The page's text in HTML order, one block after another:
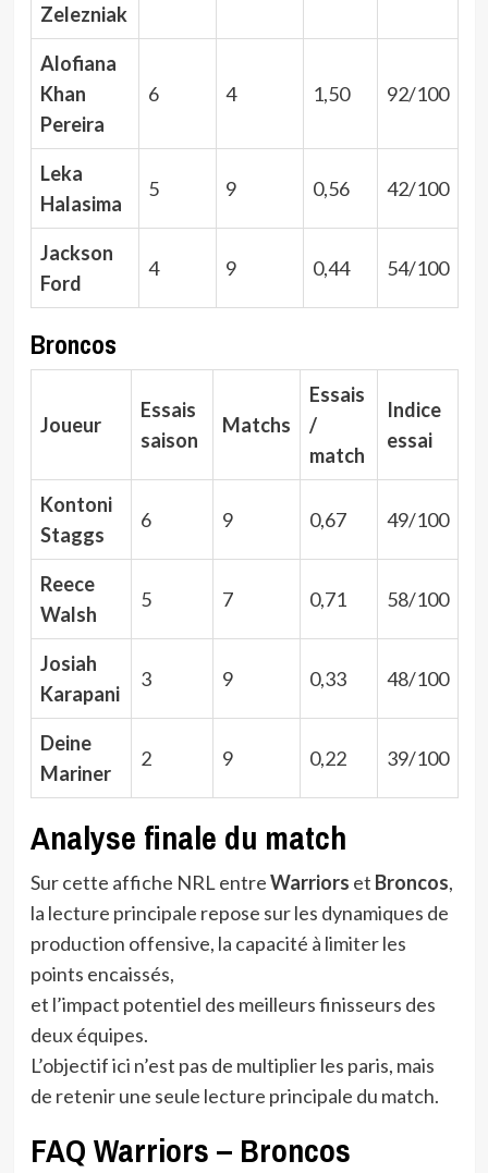
Zelezniak
Alofiana
Khan
Pereira
6 4 1,50 92/100
Leka
Halasima
5 9 0,56 42/100
Jackson
Ford
4 9 0,44 54/100
Broncos
Joueur
Essais
saison
Matchs
Essais
/
match
Indice
essai
Kontoni
Staggs
6 9 0,67 49/100
Reece
Walsh
5 7 0,71 58/100
Josiah
Karapani
3 9 0,33 48/100
Deine
Mariner
2 9 0,22 39/100
Analyse finale du match
Sur cette affiche NRL entreWarriors et Broncos,
la lecture principale repose sur les dynamiques de
production offensive, la capacité à limiter les
points encaissés,
et l’impact potentiel des meilleurs finisseurs des
deux équipes.
L’objectif ici n’est pas de multiplier les paris, mais
de retenir une seule lecture principale du match.
FAQ Warriors – Broncos